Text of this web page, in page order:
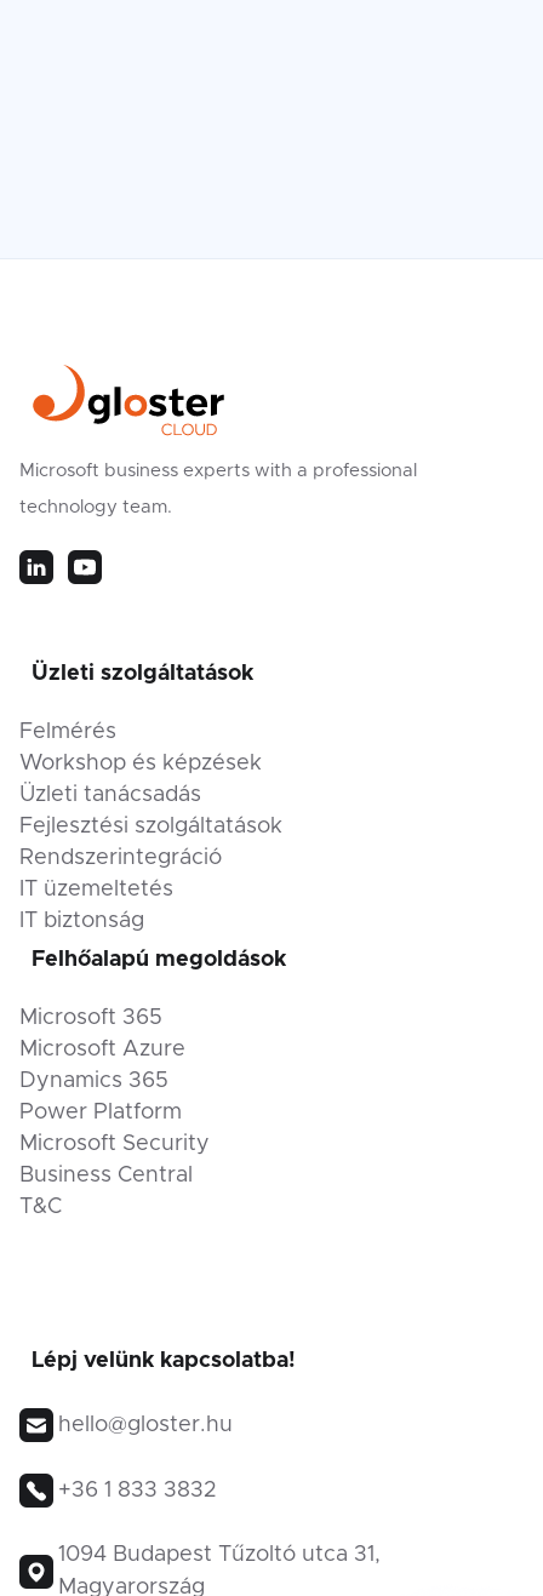
Microsoft business experts with a professional
technology team.
Üzleti szolgáltatások
Felmérés
Workshop és képzések
Üzleti tanácsadás
Fejlesztési szolgáltatások
Rendszerintegráció
IT üzemeltetés
IT biztonság
Felhőalapú megoldások
Microsoft 365
Microsoft Azure
Dynamics 365
Power Platform
Microsoft Security
Business Central
T&C
Lépj velünk kapcsolatba!
hello@gloster.hu
+36 1 833 3832
1094 Budapest Tűzoltó utca 31,
Magyarország